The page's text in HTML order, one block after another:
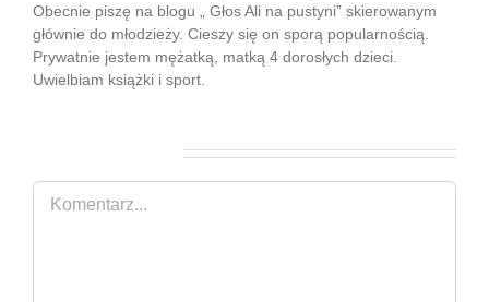
Obecnie piszę na blogu „ Głos Ali na pustyni” skierowanym
głównie do młodzieży. Cieszy się on sporą popularnością.
Prywatnie jestem mężatką, matką 4 dorosłych dzieci.
Uwielbiam książki i sport.
Comment